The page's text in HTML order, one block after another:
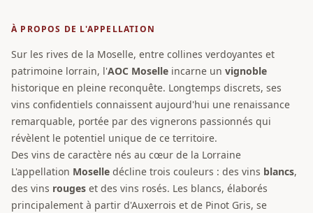
À PROPOS DE L'APPELLATION
Sur les rives de la Moselle, entre collines verdoyantes et
patrimoine lorrain, l'AOC Moselle incarne un vignoble
historique en pleine reconquête. Longtemps discrets, ses
vins confidentiels connaissent aujourd'hui une renaissance
remarquable, portée par des vignerons passionnés qui
révèlent le potentiel unique de ce territoire.
Des vins de caractère nés au cœur de la Lorraine
L'appellation Moselle décline trois couleurs : des vins blancs,
des vins rouges et des vins rosés. Les blancs, élaborés
principalement à partir d'Auxerrois et de Pinot Gris, se